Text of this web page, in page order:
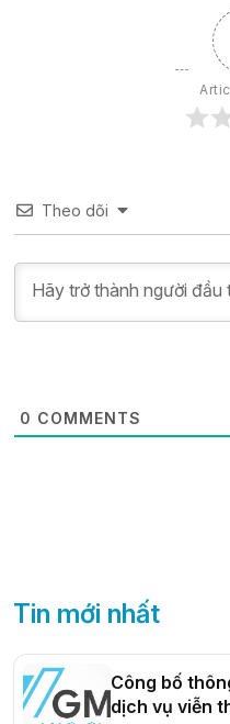
Theo dõi
0 COMMENTS
Tin mới nhất
Công bố
dịch vụ viễn